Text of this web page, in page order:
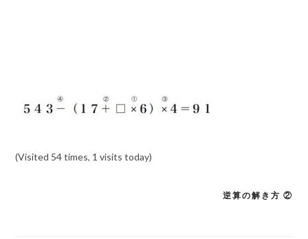
(Visited 54 times, 1 visits today)
逆算の解き方 ②